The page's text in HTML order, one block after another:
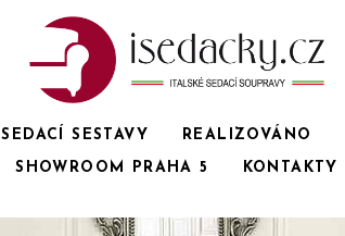
SEDACÍ SESTAVY REALIZOVÁNO
SHOWROOM PRAHA 5
KONTAKTY